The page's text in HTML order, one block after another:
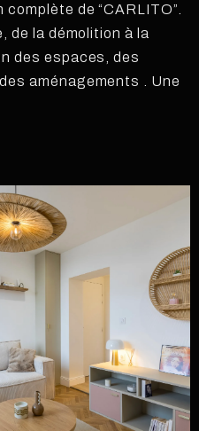
de “CARLITO”.
de la démolition à la
des espaces, des
aménagements . Une